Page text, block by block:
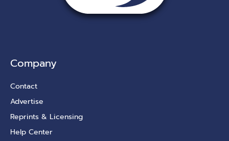
Company
Contact
Advertise
Reprints & Licensing
Help Center